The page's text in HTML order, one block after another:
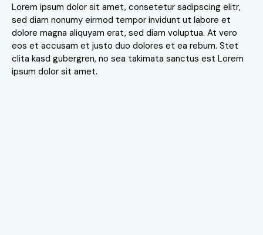
Lorem ipsum dolor sit amet, consetetur sadipscing elitr,
sed diam nonumy eirmod tempor invidunt ut labore et
dolore magna aliquyam erat, sed diam voluptua. At vero
eos et accusam et justo duo dolores et ea rebum. Stet
clita kasd gubergren, no sea takimata sanctus est Lorem
ipsum dolor sit amet.